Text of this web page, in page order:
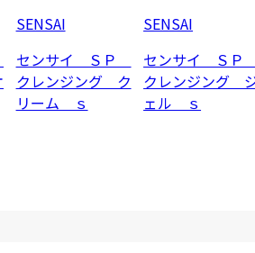
SENSAI
センサイ ＳＰ
クレンジング ク
リーム ｓ
SENSAI
センサイ ＳＰ
クレンジング
ェル ｓ